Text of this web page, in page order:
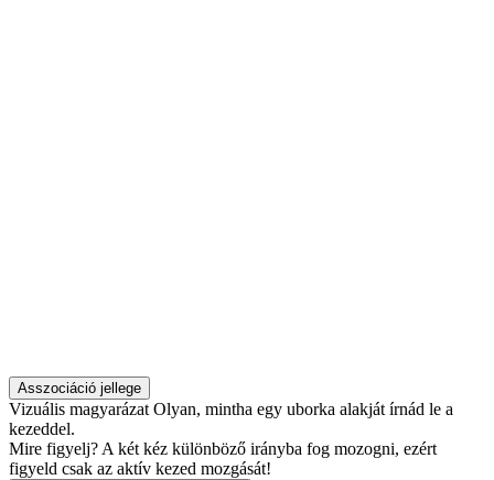
Asszociáció jellege
Vizuális magyarázat Olyan, mintha egy uborka alakját írnád le a
kezeddel.
Mire figyelj? A két kéz különböző irányba fog mozogni, ezért
figyeld csak az aktív kezed mozgását!